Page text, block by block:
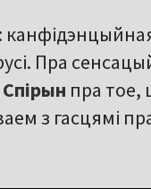
Пра
пра тое,
з гасцямі